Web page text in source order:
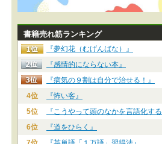
書籍売れ筋ランキング
『夢幻花（むげんばな）』
『感情的にならない本』
『病気の９割は自分で治せる！』
4位
『怖い客』
5位
『こうやって頭のなかを言語化する
6位
『道をひらく』